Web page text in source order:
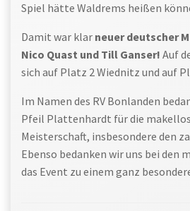
Spiel hätte Waldrems heißen
Damit war klar neuer deutscher
Nico Quast und Till Ganser! Auf
sich auf Platz 2 Wiednitz und auf
Im Namen des RV Bonlanden
Pfeil Plattenhardt für die
Meisterschaft, insbesondere den
Ebenso bedanken wir uns bei den
das Event zu einem ganz